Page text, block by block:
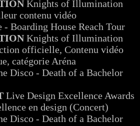
Knights of Illumination
contenu vidéo
- Boarding House Reach Tour
Knights of Illumination
officielle, Contenu vidéo
catégorie Aréna
Disco - Death of a Bachelor
Live Design Excellence Awards
en design (Concert)
Disco - Death of a Bachelor